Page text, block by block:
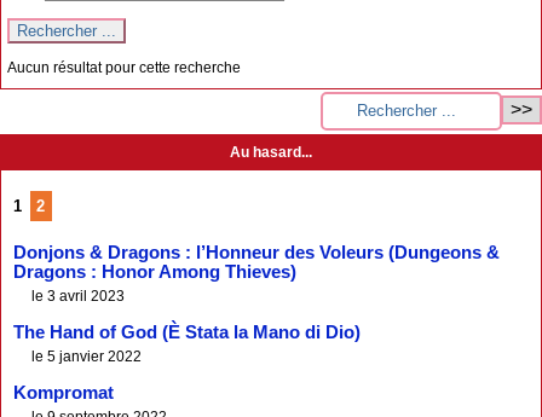
Aucun résultat pour cette recherche
Au hasard...
1 2
Donjons & Dragons : l’Honneur des Voleurs (Dungeons &
Dragons : Honor Among Thieves)
le 3 avril 2023
The Hand of God (È Stata la Mano di Dio)
le 5 janvier 2022
Kompromat